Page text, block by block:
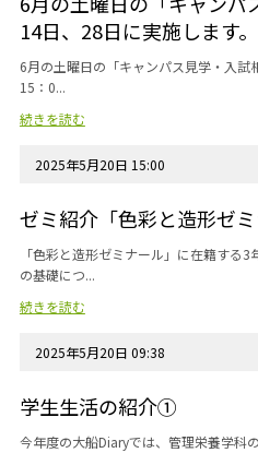
14日、28日に実施します。
6月の土曜日の「キャンパス見学・入
15：0...
続きを読む
2025年5月20日 15:00
ゼミ紹介「色彩と造形ゼミ
「色彩と造形ゼミナール」に在籍する
の基礎につ...
続きを読む
2025年5月20日 09:38
学生生活の紹介①
今年度の大船Diaryでは、管理栄養学科